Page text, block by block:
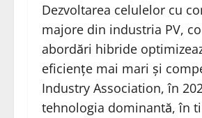
Dezvoltarea celulelor cu
majore din industria PV,
abordări hibride
eficiențe mai mari și
Industry Association, în
tehnologia dominantă, în